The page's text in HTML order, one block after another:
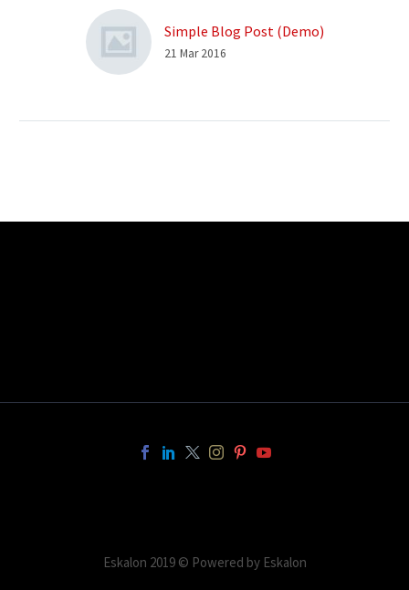
Simple Blog Post (Demo)
21 Mar 2016
Eskalon 2019 © Powered by Eskalon